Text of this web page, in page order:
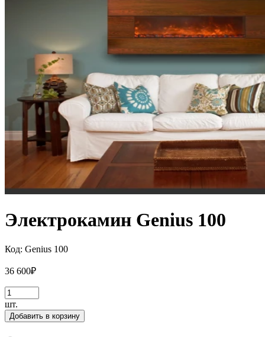
Электрокамин Genius 100
Код: Genius 100
36 600₽
шт.
Добавить в корзину